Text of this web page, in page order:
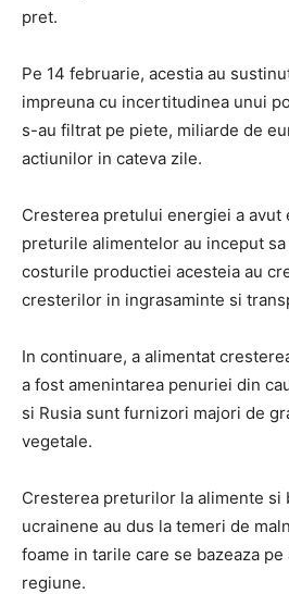
pret.
Pe 14 februarie, acestia au
impreuna cu incertitudinea unui
s-au filtrat pe piete, miliarde de
actiunilor in cateva zile.
Cresterea pretului energiei a avut
preturile alimentelor au inceput
costurile productiei acesteia au
cresterilor in ingrasaminte si
In continuare, a alimentat
a fost amenintarea penuriei din
si Rusia sunt furnizori majori de
vegetale.
Cresterea preturilor la alimente si
ucrainene au dus la temeri de
foame in tarile care se bazeaza
regiune.